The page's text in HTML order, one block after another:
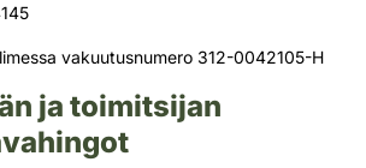
vakuutusnumero 312-0042105-H
ja toimitsijan